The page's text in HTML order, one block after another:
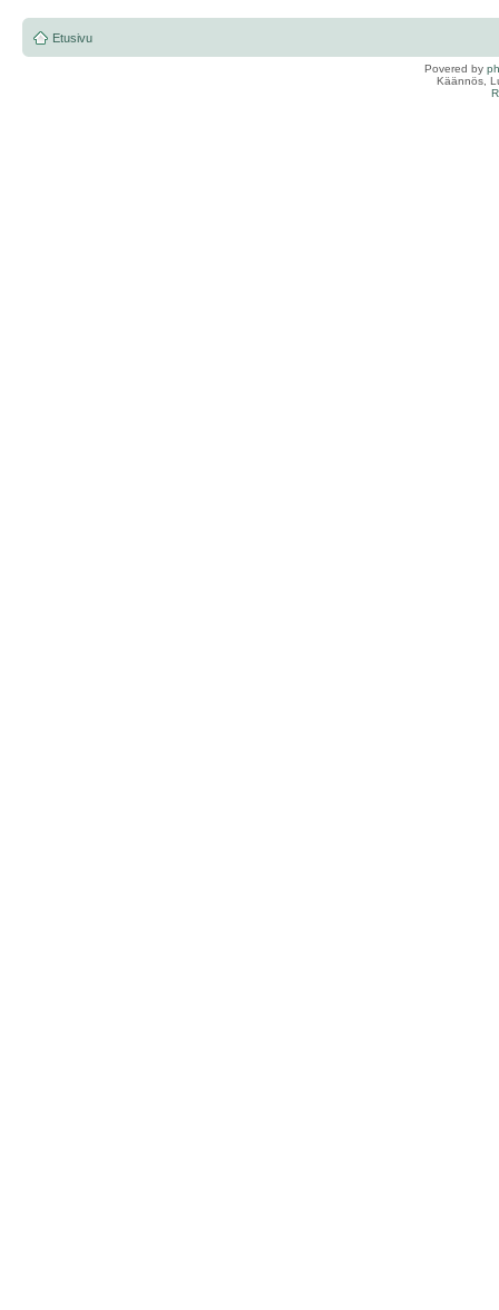
Etusivu
Povered by
Käännös,